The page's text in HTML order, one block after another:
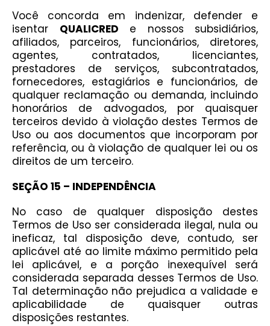
Você concorda em indenizar, defender e
isentar QUALICRED e nossos subsidiários,
afiliados, parceiros, funcionários, diretores,
agentes, contratados, licenciantes,
prestadores de serviços, subcontratados,
fornecedores, estagiários e funcionários, de
qualquer reclamação ou demanda, incluindo
honorários de advogados, por quaisquer
terceiros devido à violação destes Termos de
Uso ou aos documentos que incorporam por
referência, ou à violação de qualquer lei ou os
direitos de um terceiro.
SEÇÃO 15 – INDEPENDÊNCIA
No caso de qualquer disposição destes
Termos de Uso ser considerada ilegal, nula ou
ineficaz, tal disposição deve, contudo, ser
aplicável até ao limite máximo permitido pela
lei aplicável, e a porção inexequível será
considerada separada desses Termos de Uso.
Tal determinação não prejudica a validade e
aplicabilidade de quaisquer outras
disposições restantes.